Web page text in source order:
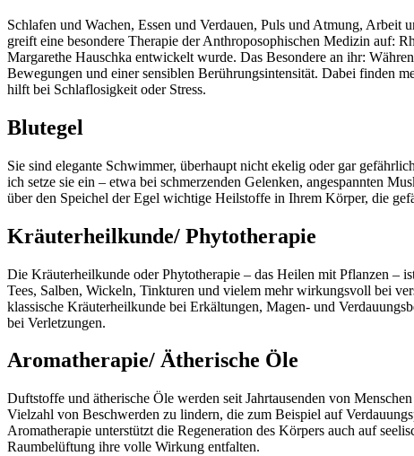
Schlafen und Wachen, Essen und Verdauen, Puls und Atmung,
greift eine besondere Therapie der Anthroposophischen Medizin auf:
Margarethe Hauschka entwickelt wurde. Das Besondere an ihr:
Bewegungen und einer sensiblen Berührungsintensität. Dabei finden
hilft bei Schlaflosigkeit oder Stress.
Blutegel
Sie sind elegante Schwimmer, überhaupt nicht ekelig oder gar
ich setze sie ein – etwa bei schmerzenden Gelenken, angespannten
über den Speichel der Egel wichtige Heilstoffe in Ihrem Körper, die
Kräuterheilkunde/ Phytotherapie
Die Kräuterheilkunde oder Phytotherapie – das Heilen mit Pflanzen –
Tees, Salben, Wickeln, Tinkturen und vielem mehr wirkungsvoll bei
klassische Kräuterheilkunde bei Erkältungen, Magen- und
bei Verletzungen.
Aromatherapie/ Ätherische Öle
Duftstoffe und ätherische Öle werden seit Jahrtausenden von
Vielzahl von Beschwerden zu lindern, die zum Beispiel auf
Aromatherapie unterstützt die Regeneration des Körpers auch auf
Raumbelüftung ihre volle Wirkung entfalten.